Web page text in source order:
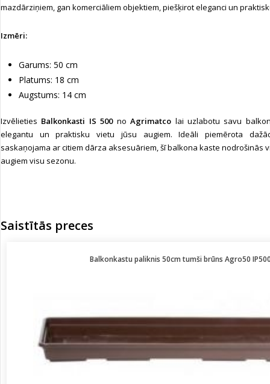
mazdārziņiem, gan komerciāliem objektiem, piešķirot eleganci un
Izmēri:
Garums: 50 cm
Platums: 18 cm
Augstums: 14 cm
Izvēlieties Balkonkasti IS 500noAgrimatco lai uzlabotu savu
elegantu un praktisku vietu jūsu augiem. Ideāli piemērota
saskaņojama ar citiem dārza aksesuāriem, šī balkona kaste nodrošinās
augiem visu sezonu.
Saistītās preces
Balkonkastu paliknis 50cm tumši brūns Agro50